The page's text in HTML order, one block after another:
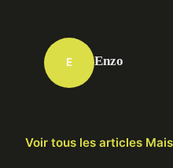
E Enzo
Voir tous les articles